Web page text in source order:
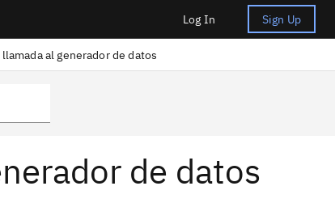
Log In Sign Up
al generador de datos
de datos